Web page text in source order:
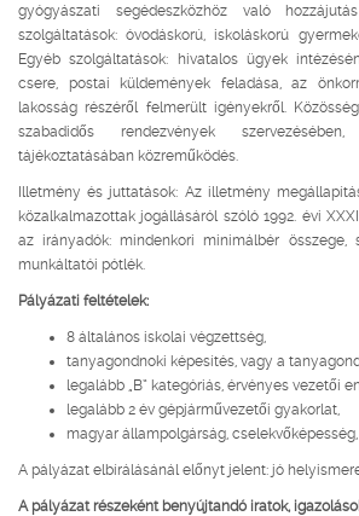
gyógyászati segédeszközhöz való
szolgáltatások: óvodáskorú, iskoláskorú
Egyéb szolgáltatások: hivatalos ügyek
csere, postai küldemények feladása, az
lakosság részéről felmerült igényekről.
szabadidős rendezvények
tájékoztatásában közreműködés.
Illetmény és juttatások: Az illetmény
közalkalmazottak jogállásáról szóló 1992. évi
az irányadók: mindenkori minimálbér összege,
munkáltatói pótlék.
Pályázati feltételek:
8 általános iskolai végzettség,
tanyagondnoki képesítés, vagy a
legalább „B” kategóriás, érvényes vezetői
legalább 2 év gépjárművezetői gyakorlat,
magyar állampolgárság,
A pályázat elbírálásánál előnyt jelent: jó
A pályázat részeként benyújtandó iratok,